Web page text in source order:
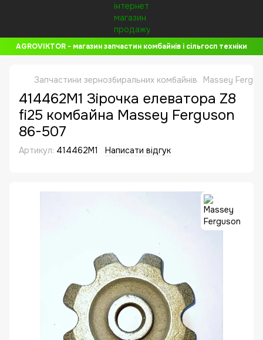
AGROVIKTOR - магазин запчастин комбайнів і сільгосп техніки
Запчастини зернозбиральних комбайнів Massey
414462M1 Зірочка елеватора Z8
fi25 комбайна Massey Ferguson
86-507
Артикул: 414462M1 Написати відгук